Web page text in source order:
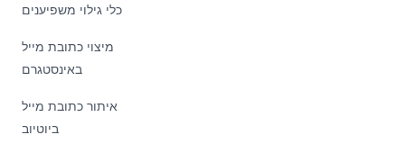
כלי גילוי משפיענים
מיצוי כתובת מייל
באינסטגרם
איתור כתובת מייל
ביוטיוב